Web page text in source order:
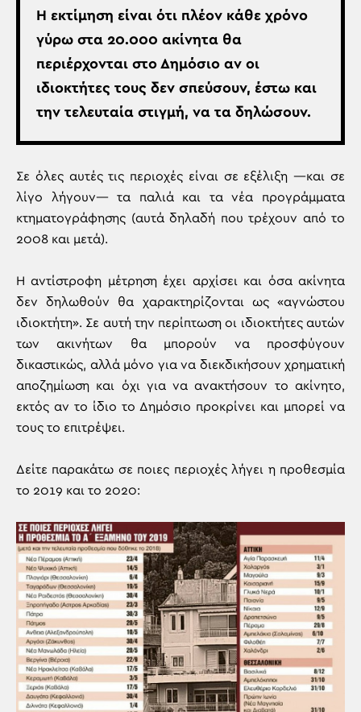
Η εκτίμηση είναι ότι πλέον κάθε χρόνο
γύρω στα 20.000 ακίνητα θα
περιέρχονται στο Δημόσιο αν οι
ιδιοκτήτες τους δεν σπεύσουν, έστω και
την τελευταία στιγμή, να τα δηλώσουν.
Σε όλες αυτές τις περιοχές είναι σε εξέλιξη —και σε
λίγο λήγουν— τα παλιά και τα νέα προγράμματα
κτηματογράφησης (αυτά δηλαδή που τρέχουν από το
2008 και μετά).
Η αντίστροφη μέτρηση έχει αρχίσει και όσα ακίνητα
δεν δηλωθούν θα χαρακτηρίζονται ως «αγνώστου
ιδιοκτήτη». Σε αυτή την περίπτωση οι ιδιοκτήτες αυτών
των ακινήτων θα μπορούν να προσφύγουν
δικαστικώς, αλλά μόνο για να διεκδικήσουν χρηματική
αποζημίωση και όχι για να ανακτήσουν το ακίνητο,
εκτός αν το ίδιο το Δημόσιο προκρίνει και μπορεί να
τους το επιτρέψει.
Δείτε παρακάτω σε ποιες περιοχές λήγει η προθεσμία
το 2019 και το 2020: